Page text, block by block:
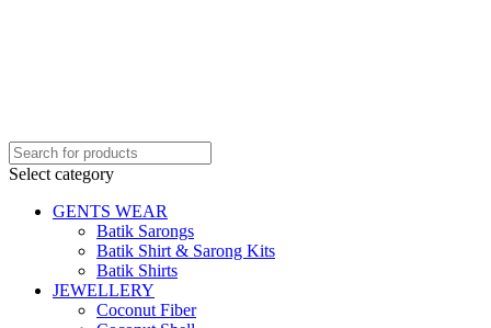
Select category
GENTS WEAR
Batik Sarongs
Batik Shirt & Sarong Kits
Batik Shirts
JEWELLERY
Coconut Fiber